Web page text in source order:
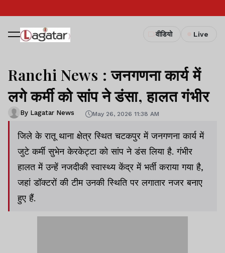
वीडियो Live
Ranchi News : जनगणना कार्य में
लगे कर्मी को सांप ने डंसा, हालत गंभीर
By Lagatar News May 26, 2026 11:38 AM
जिले के रातू थाना क्षेत्र स्थित चटकपुर में जनगणना कार्य में
जुटे कर्मी सुभेन केरकेट्टा को सांप ने डंस लिया है. गंभीर
हालत में उन्हें नजदीकी स्वास्थ्य केंद्र में भर्ती कराया गया है,
जहां डॉक्टरों की टीम उनकी स्थिति पर लगातार नजर बनाए
हुए हैं.